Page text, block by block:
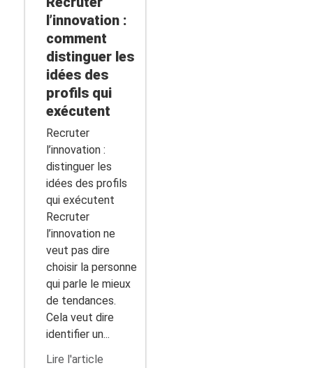
l’innovation :
comment
distinguer les
idées des
profils qui
exécutent
Recruter
l’innovation :
distinguer les
idées des profils
qui exécutent
Recruter
l’innovation ne
veut pas dire
choisir la personne
qui parle le mieux
de tendances.
Cela veut dire
identifier un...
Lire l'article